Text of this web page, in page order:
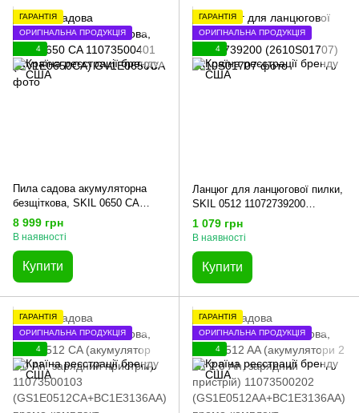
ГАРАНТІЯ
ОРИГІНАЛЬНА ПРОДУКЦІЯ
4
Пила садова акумуляторна
безщіткова, SKIL 0650 CA
11073500401 (GV1E0650CA)
8 999 грн
В наявності
Купити
ГАРАНТІЯ
ОРИГІНАЛЬНА ПРОДУКЦІЯ
4
Ланцюг для ланцюгової пилки,
SKIL 0512 11072739200
(2610S01707)
1 079 грн
В наявності
Купити
ГАРАНТІЯ
ОРИГІНАЛЬНА ПРОДУКЦІЯ
4
ГАРАНТІЯ
ОРИГІНАЛЬНА ПРОДУКЦІЯ
4